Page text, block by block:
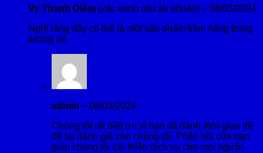
Vy Thanh Diễm (xác minh chủ tài khoản) – 08/03/2024
Nghĩ rằng đây có thể là một sản phẩm tiềm năng trong
tương lai
admin – 08/03/2024
Chúng tôi rất biết ơn vì bạn đã dành thời gian để
để lại đánh giá cho chúng tôi. Phản hồi của bạn
giúp chúng tôi cải thiện dịch vụ cho mọi người.